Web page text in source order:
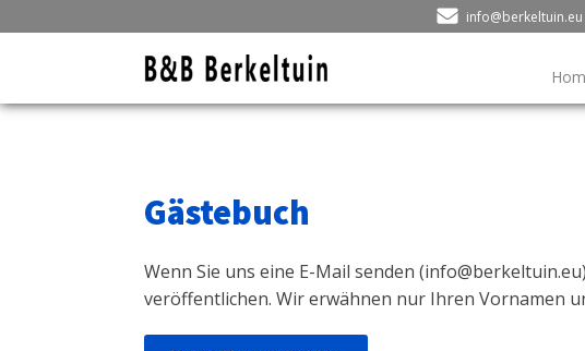
info@berkeltuin.eu
Gästebuch
Wenn Sie uns eine E-Mail senden (info@berkeltuin.eu
veröffentlichen. Wir erwähnen nur Ihren Vornamen